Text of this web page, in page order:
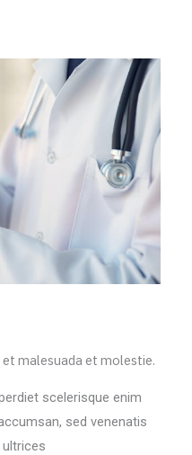
malesuada et molestie.
scelerisque enim
sed venenatis